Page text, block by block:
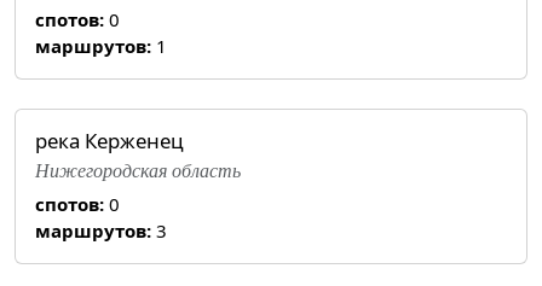
спотов: 0
маршрутов: 1
река Керженец
Нижегородская область
спотов: 0
маршрутов: 3